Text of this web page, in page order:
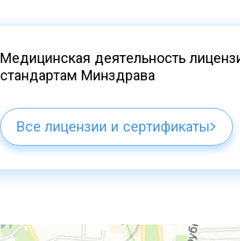
Медицинская деятельность
стандартам Минздрава
Все лицензии и сертификаты